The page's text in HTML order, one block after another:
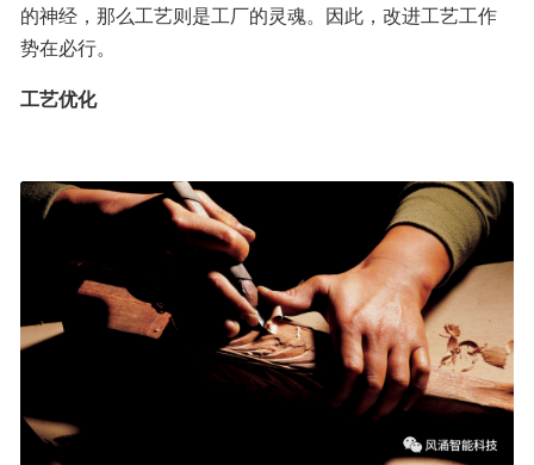
的神经，那么工艺则是工厂的灵魂。因此，改进工艺工作
势在必行。
工艺优化